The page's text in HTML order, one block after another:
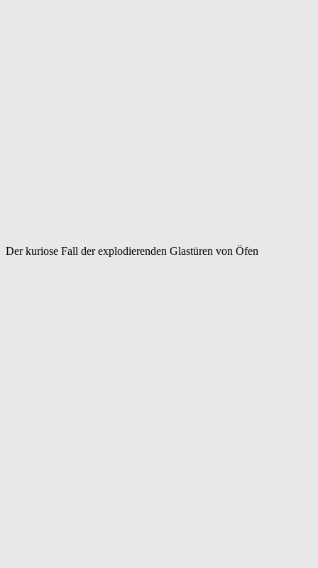
Der kuriose Fall der explodierenden Glastüren von Öfen